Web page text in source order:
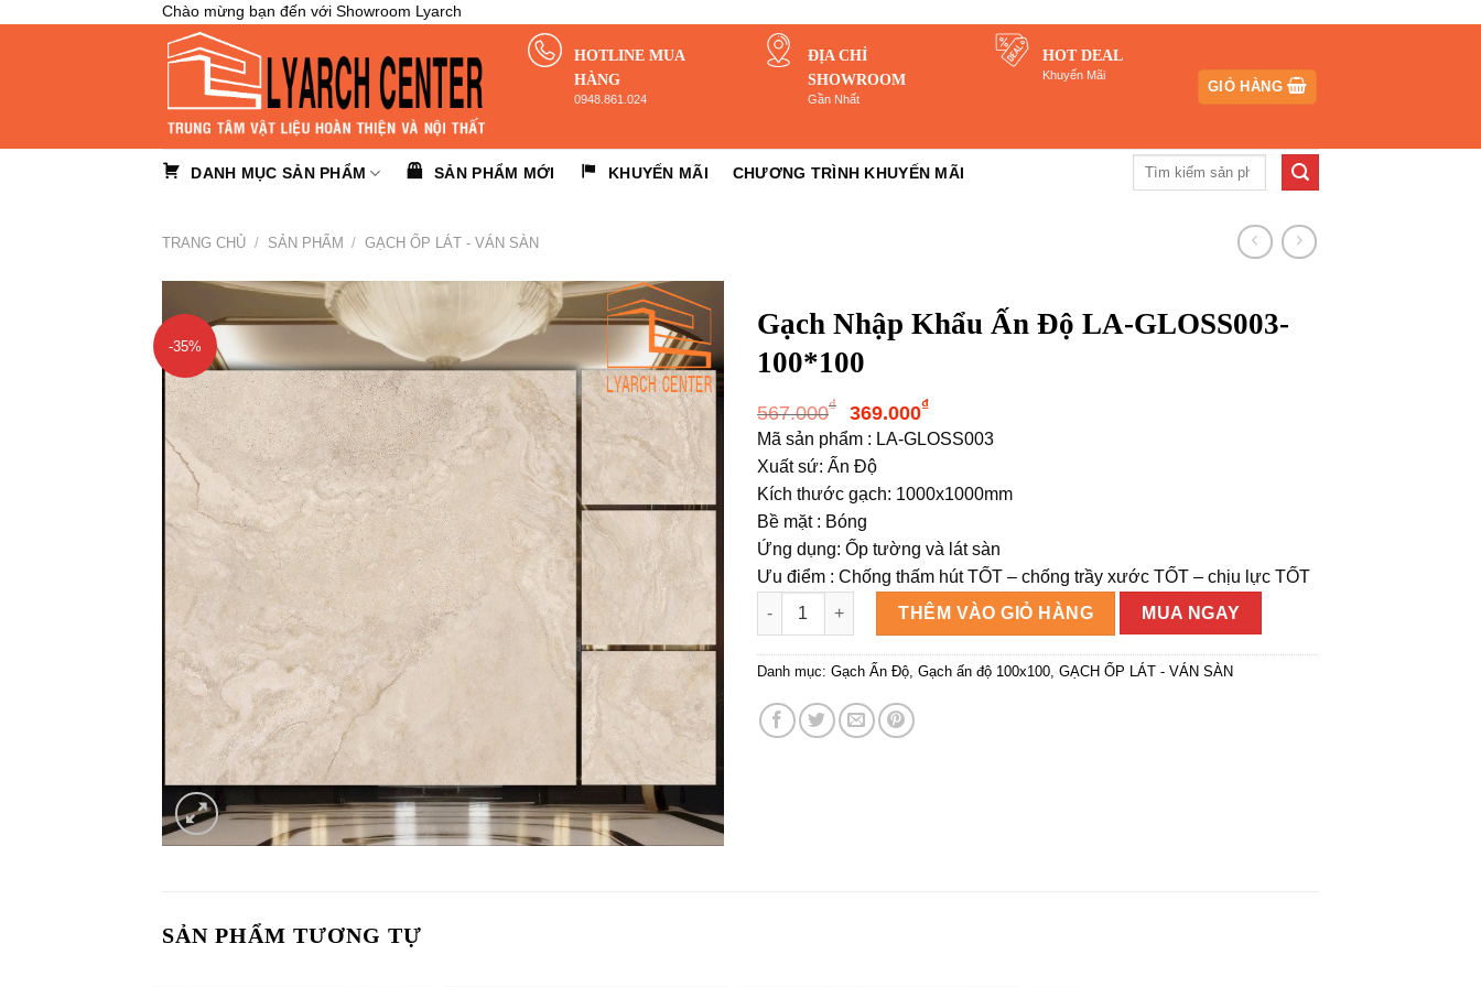
Chào mừng bạn đến với Showroom Lyarch
HOTLINE MUA
HÀNG
0948.861.024
ĐỊA CHỈ
SHOWROOM
Gần Nhất
HOT DEAL
Khuyến Mãi
GIỎ HÀNG
DANH MỤC SẢN PHẨM SẢN PHẨM MỚI KHUYẾN MÃI CHƯƠNG TRÌNH KHUYẾN MÃI
Tìm
TRANG CHỦ / SẢN PHẨM / GẠCH ỐP LÁT - VÁN SÀN
-35%
Gạch Nhập Khẩu Ấn Độ LA-GLOSS003-
100*100
567.000₫
Giá
gốc
là:
567.000₫.
369.000₫Giá
hiện
là:
Mã sản phẩm : LA-GLOSS003
Xuất sứ: Ấn Độ
Kích thước gạch: 1000x1000mm
Bề mặt : Bóng
Ứng dụng: Ốp tường và lát sàn
Ưu điểm : Chống thấm hút TỐT – chống trầy xước TỐT – chịu lực TỐT
Gạch Nhập Khẩu Ấn Độ LA-GLOSS003-100*100 số lượng
THÊM VÀO GIỎ HÀNG MUA NGAY
Danh mục: Gạch Ấn Độ Gạch ấn độ 100x100 GẠCH ỐP LÁT - VÁN SÀN
SẢN PHẨM TƯƠNG TỰ